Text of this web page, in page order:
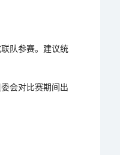
队参赛。建议统
会对比赛期间出